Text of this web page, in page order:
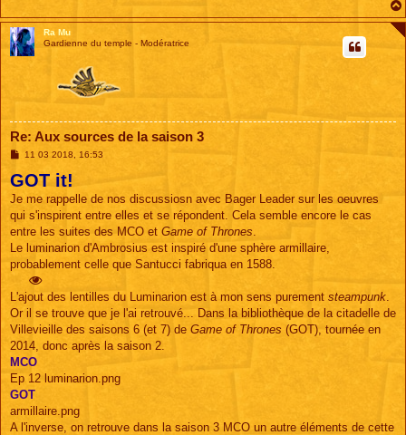
Ra Mu
Gardienne du temple - Modératrice
Re: Aux sources de la saison 3
M
s
s
a
e
11 03 2018, 16:53
GOT it!
Je me rappelle de nos discussiosn avec Bager Leader sur les oeuvres
qui s'inspirent entre elles et se répondent. Cela semble encore le cas
entre les suites des MCO et Game of Thrones
Le luminarion d'Ambrosius est inspiré d'une sphère armillaire,
probablement celle que Santucci fabriqua en 1588.
L'ajout des lentilles du Luminarion est à mon sens purement steampunk
Or il se trouve que je l'ai retrouvé... Dans la bibliothèque de la citadelle de
Villevieille des saisons 6 (et 7) de Game of Thrones (GOT), tournée en
2014, donc après la saison 2.
MCO
Ep 12 luminarion.png
GOT
armillaire.png
A l'inverse, on retrouve dans la saison 3 MCO un autre éléments de cette